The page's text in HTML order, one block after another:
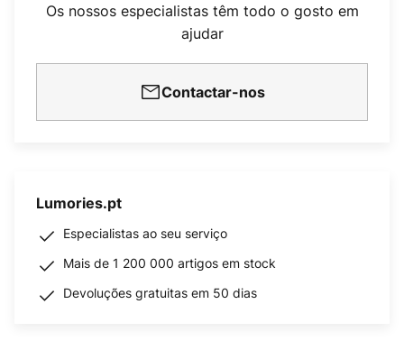
Os nossos especialistas têm todo o gosto em
ajudar
Contactar-nos
Lumories.pt
Especialistas ao seu serviço
Mais de 1 200 000 artigos em stock
Devoluções gratuitas em 50 dias